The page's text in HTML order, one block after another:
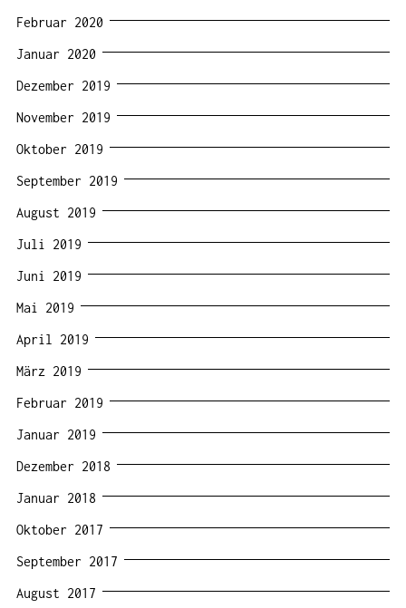
Februar 2020
Januar 2020
Dezember 2019
November 2019
Oktober 2019
September 2019
August 2019
Juli 2019
Juni 2019
Mai 2019
April 2019
März 2019
Februar 2019
Januar 2019
Dezember 2018
Januar 2018
Oktober 2017
September 2017
August 2017